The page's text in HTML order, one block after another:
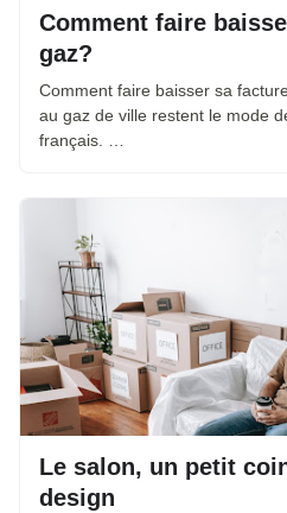
Comment faire
gaz?
Comment faire baisser sa
au gaz de ville restent le mode
français. …
Le salon, un petit
design